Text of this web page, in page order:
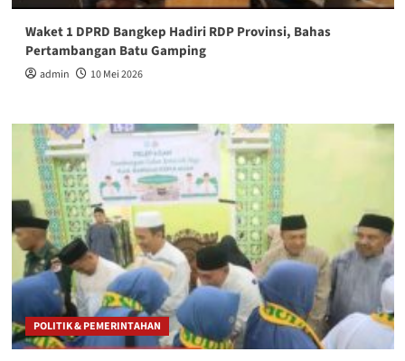
Waket 1 DPRD Bangkep Hadiri RDP Provinsi, Bahas
Pertambangan Batu Gamping
admin 10 Mei 2026
POLITIK & PEMERINTAHAN